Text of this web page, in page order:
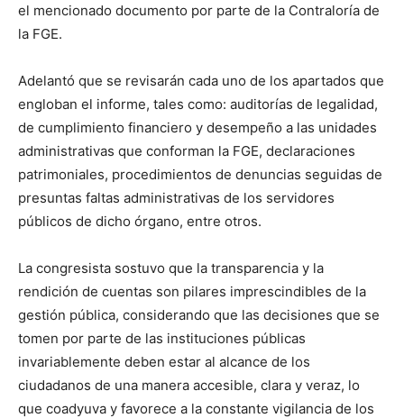
el mencionado documento por parte de la Contraloría de
la FGE.
Adelantó que se revisarán cada uno de los apartados que
engloban el informe, tales como: auditorías de legalidad,
de cumplimiento financiero y desempeño a las unidades
administrativas que conforman la FGE, declaraciones
patrimoniales, procedimientos de denuncias seguidas de
presuntas faltas administrativas de los servidores
públicos de dicho órgano, entre otros.
La congresista sostuvo que la transparencia y la
rendición de cuentas son pilares imprescindibles de la
gestión pública, considerando que las decisiones que se
tomen por parte de las instituciones públicas
invariablemente deben estar al alcance de los
ciudadanos de una manera accesible, clara y veraz, lo
que coadyuva y favorece a la constante vigilancia de los